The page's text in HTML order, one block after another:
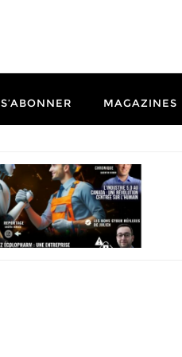
S’ABONNER MAGAZINES